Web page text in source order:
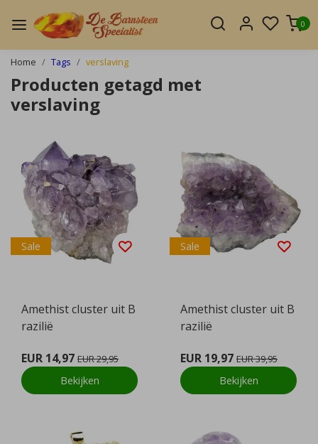
0
Home Tags verslaving
Producten getagd met
verslaving
Sale
Amethist cluster uit B
razilië
EUR 14,97 EUR 29,95
Bekijken
Sale
Amethist cluster uit B
razilië
EUR 19,97 EUR 39,95
Bekijken